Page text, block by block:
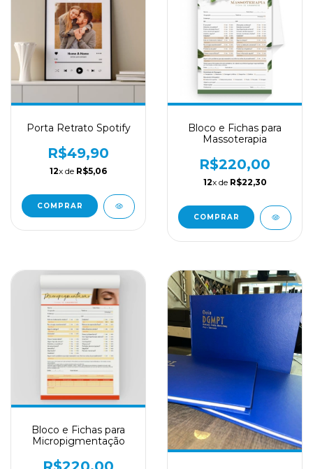
Porta Retrato Spotify
R$49,90
12x de R$5,06
COMPRAR
Bloco e Fichas para
Massoterapia
R$220,00
12x de R$22,30
COMPRAR
Bloco e Fichas para
Micropigmentação